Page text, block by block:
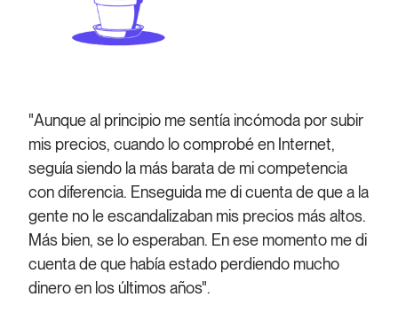
"Aunque al principio me sentía incómoda por subir
mis precios, cuando lo comprobé en Internet,
seguía siendo la más barata de mi competencia
con diferencia. Enseguida me di cuenta de que a la
gente no le escandalizaban mis precios más altos.
Más bien, se lo esperaban. En ese momento me di
cuenta de que había estado perdiendo mucho
dinero en los últimos años".